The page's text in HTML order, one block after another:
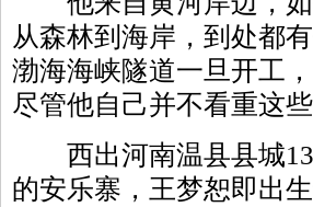
从森林到海岸，到处都
渤海海峡隧道一旦开工
尽管他自己并不看重这些
西出河南温县县城13
的安乐寨，王梦恕即出